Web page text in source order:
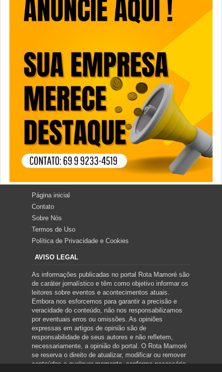
Página inicial
Contato
Sobre Nós
Termos de Uso
Política de Privacidade e Cookies
AVISO LEGAL
As informações publicadas no portal Rota Mamoré são
de caráter jornalístico e têm como objetivo informar os
leitores sobre eventos e acontecimentos atuais.
Embora nos esforcemos para garantir a precisão e
veracidade do conteúdo, não nos responsabilizamos
por eventuais erros ou omissões. As opiniões
expressas em artigos de opinião são de
responsabilidade de seus autores e não refletem,
necessariamente, a opinião do portal. O Rota Mamoré
se reserva o direito de atualizar, modificar ou remover
conteúdos a qualquer momento, conforme necessário.